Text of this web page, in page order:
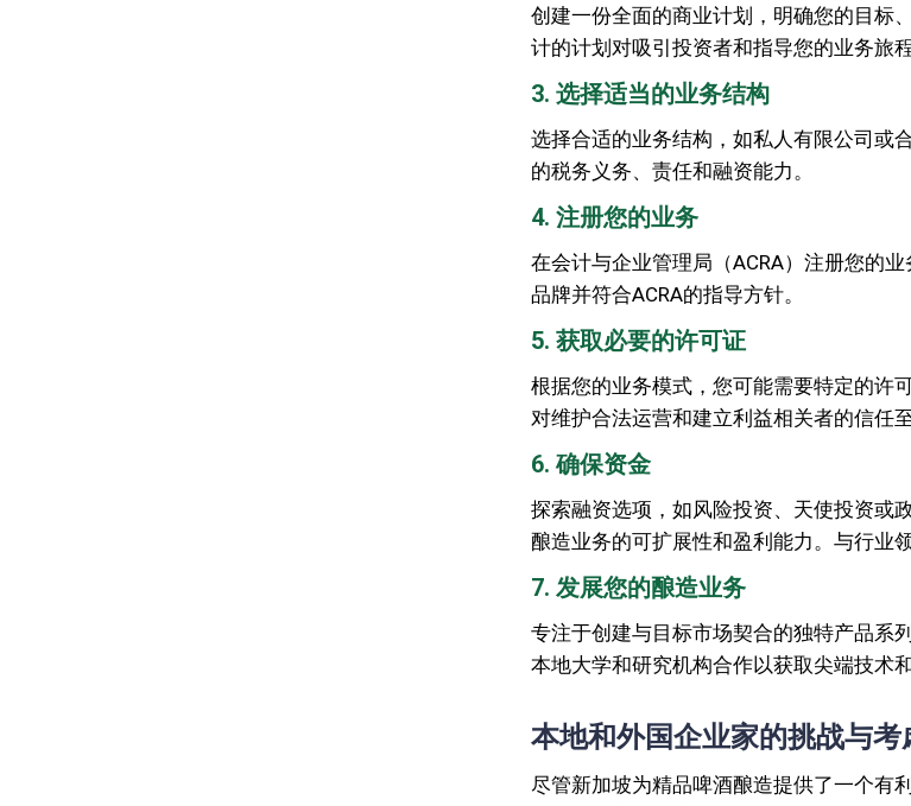
创建一份全面的商业计划，明确您的目标
计的计划对吸引投资者和指导您的业务旅
3. 选择适当的业务结构
选择合适的业务结构，如私人有限公司或
的税务义务、责任和融资能力。
4. 注册您的业务
在会计与企业管理局（ACRA）注册您的业
品牌并符合ACRA的指导方针。
5. 获取必要的许可证
根据您的业务模式，您可能需要特定的许
对维护合法运营和建立利益相关者的信任至
6. 确保资金
探索融资选项，如风险投资、天使投资或
酿造业务的可扩展性和盈利能力。与行业
7. 发展您的酿造业务
专注于创建与目标市场契合的独特产品系
本地大学和研究机构合作以获取尖端技术
本地和外国企业家的挑战与考
尽管新加坡为精品啤酒酿造提供了一个有